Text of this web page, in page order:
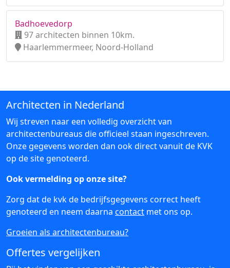
Badhoevedorp
97 architecten binnen 10km.
Haarlemmermeer, Noord-Holland
Architecten in Nederland
Wij streven naar een volledig overzicht van
architectenbureaus die officieel staan ingeschreven.
Onze gegevens worden dan ook direct vanuit de KVK
op de site genoteerd.
Ook vermelding op onze site?
Zorg dat de kvk de bedrijfsgegevens correct heeft
genoteerd en neem daarna contact met ons op.
Groeien als architectenbureau?
Offertes vergelijken